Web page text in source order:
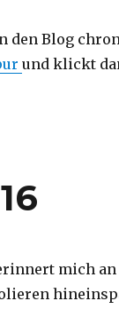
den Blog
und klickt
mich